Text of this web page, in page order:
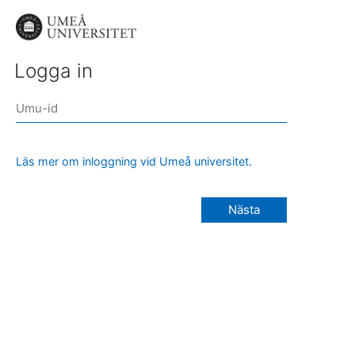
Logga in
Läs mer om inloggning vid Umeå universitet.
Nästa